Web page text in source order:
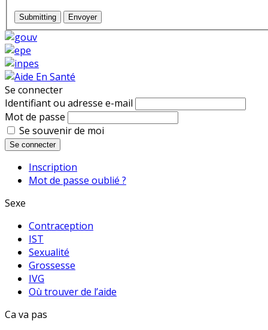
Submitting Envoyer
Se connecter
Identifiant ou adresse e-mail
Mot de passe
Se souvenir de moi
Se connecter
Inscription
Mot de passe oublié ?
Sexe
Contraception
IST
Sexualité
Grossesse
IVG
Où trouver de l’aide
Ca va pas